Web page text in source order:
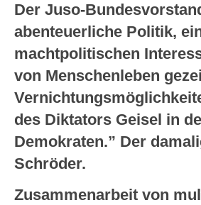
Der Juso-
abenteuerliche Politik,
machtpolitischen
von Menschenleben
des Diktators Geisel in
Demokraten.” Der
Schröder.
Zusammenarbeit von